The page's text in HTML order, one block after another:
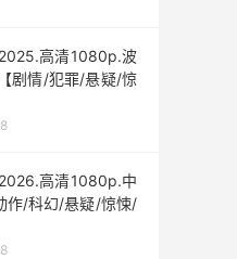
高清1080p.波
剧情/犯罪/悬疑/惊
高清1080p.中
作/科幻/悬疑/惊悚/